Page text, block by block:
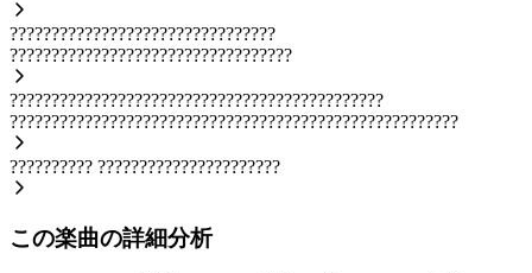
????????????????????????????????
??????????????????????????????????
?????????????????????????????????????????????
??????????????????????????????????????????????????????
?????????? ??????????????????????
この楽曲の詳細分析